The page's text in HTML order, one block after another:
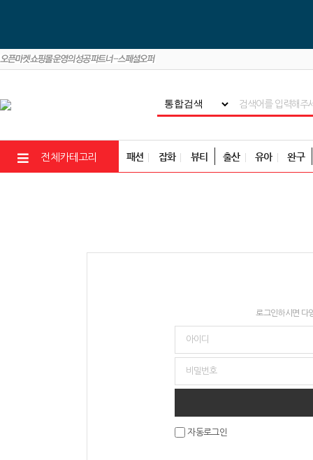
전체카테고리 패션 잡화 뷰티 출산 유아 완구
로그인하시면 다
자동로그인